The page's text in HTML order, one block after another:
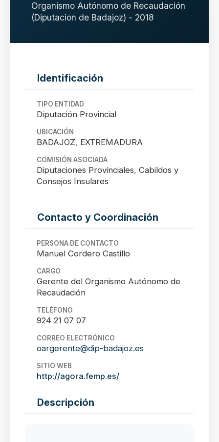
Organismo Autónomo de Recaudación
(Diputacion de Badajoz) - 2018
Identificación
TIPO ENTIDAD
Diputación Provincial
UBICACIÓN
BADAJOZ, EXTREMADURA
COMISIÓN ASOCIADA
Diputaciones Provinciales, Cabildos y
Consejos Insulares
Contacto y Coordinación
PERSONA DE CONTACTO
Manuel Cordero Castillo
CARGO
Gerente del Organismo Autónomo de
Recaudación
TELÉFONO
924 21 07 07
CORREO ELECTRÓNICO
oargerente@dip-badajoz.es
SITIO WEB
http://agora.femp.es/
Descripción